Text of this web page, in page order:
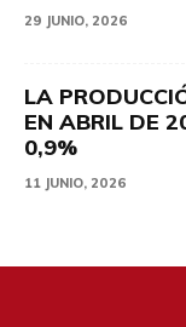
29 JUNIO, 2026
LA
EN ABRIL DE
0,9%
11 JUNIO, 2026